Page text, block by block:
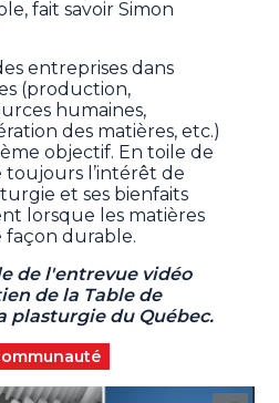
fait savoir Simon
entreprises dans
(production,
humaines,
des matières, etc.)
objectif. En toile de
l’intérêt de
et ses bienfaits
lorsque les matières
façon durable.
de l'entrevue vidéo
de la Table de
plasturgie du Québec.